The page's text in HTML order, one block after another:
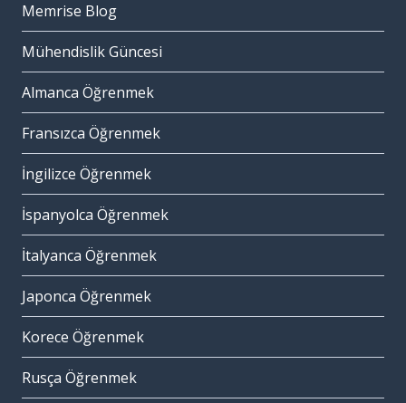
Memrise Blog
Mühendislik Güncesi
Almanca Öğrenmek
Fransızca Öğrenmek
İngilizce Öğrenmek
İspanyolca Öğrenmek
İtalyanca Öğrenmek
Japonca Öğrenmek
Korece Öğrenmek
Rusça Öğrenmek